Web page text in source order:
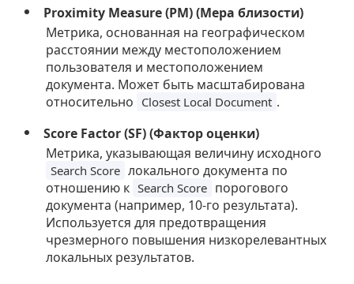
Proximity Measure (PM) (Мера близости)
Метрика, основанная на географическом
расстоянии между местоположением
пользователя и местоположением
документа. Может быть масштабирована
относительно Closest Local Document .
Score Factor (SF) (Фактор оценки)
Метрика, указывающая величину исходного
Search Score локального документа по
отношению к Search Score порогового
документа (например, 10-го результата).
Используется для предотвращения
чрезмерного повышения низкорелевантных
локальных результатов.